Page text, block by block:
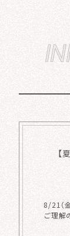
【
8/21（
ご理解